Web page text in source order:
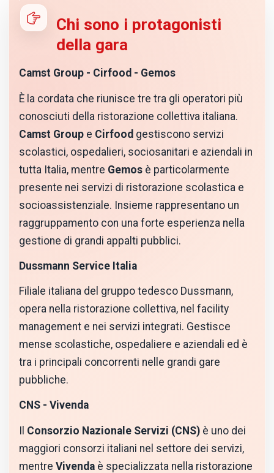
Chi sono i protagonisti
della gara
Camst Group - Cirfood - Gemos
È la cordata che riunisce tre tra gli operatori più
conosciuti della ristorazione collettiva italiana.
Camst Group e Cirfood gestiscono servizi
scolastici, ospedalieri, sociosanitari e aziendali in
tutta Italia, mentre Gemos è particolarmente
presente nei servizi di ristorazione scolastica e
socioassistenziale. Insieme rappresentano un
raggruppamento con una forte esperienza nella
gestione di grandi appalti pubblici.
Dussmann Service Italia
Filiale italiana del gruppo tedesco Dussmann,
opera nella ristorazione collettiva, nel facility
management e nei servizi integrati. Gestisce
mense scolastiche, ospedaliere e aziendali ed è
tra i principali concorrenti nelle grandi gare
pubbliche.
CNS - Vivenda
Il Consorzio Nazionale Servizi (CNS) è uno dei
maggiori consorzi italiani nel settore dei servizi,
mentre Vivenda è specializzata nella ristorazione